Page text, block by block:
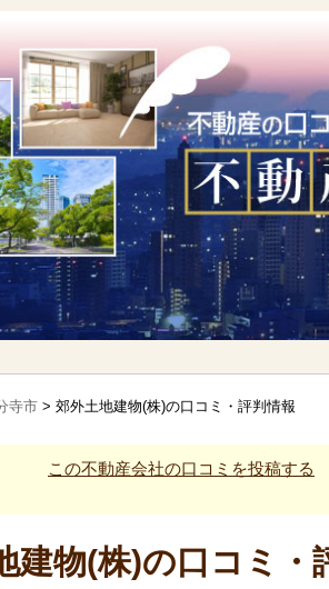
寺市 > 郊外土地建物(株)の口コミ・評判情報
この不動産会社の口コミを投稿する
建物(株)の口コミ・